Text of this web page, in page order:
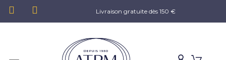
Livraison gratuite dès 150 €